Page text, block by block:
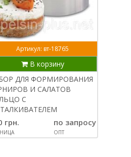
Артикул: вт-18765
В корзину
ДЛЯ ФОРМИРОВАНИЯ
И САЛАТОВ
С
грн. по запросу
ОПТ